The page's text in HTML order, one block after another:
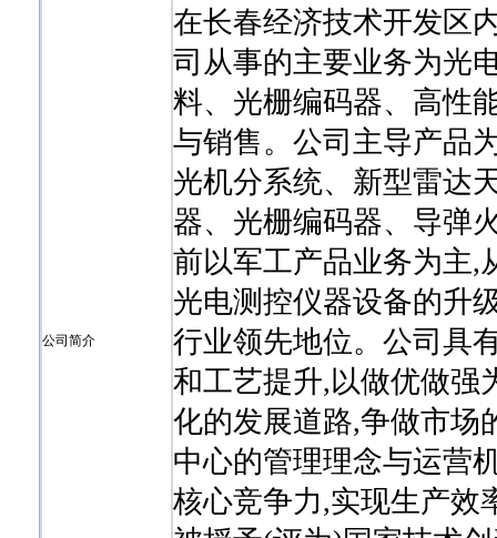
公司简介
在长春经济技术开发区
司从事的主要业务为光
料、光栅编码器、高性
与销售。公司主导产品
光机分系统、新型雷达
器、光栅编码器、导弹
前以军工产品业务为主,
光电测控仪器设备的升
行业领先地位。公司具
和工艺提升,以做优做强
化的发展道路,争做市场
中心的管理理念与运营
核心竞争力,实现生产效